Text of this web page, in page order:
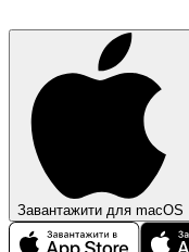
Завантажити для macOS